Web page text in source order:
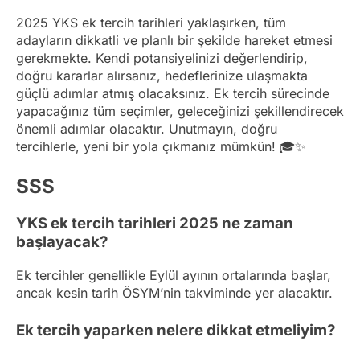
2025 YKS ek tercih tarihleri yaklaşırken, tüm
adayların dikkatli ve planlı bir şekilde hareket etmesi
gerekmekte. Kendi potansiyelinizi değerlendirip,
doğru kararlar alırsanız, hedeflerinize ulaşmakta
güçlü adımlar atmış olacaksınız. Ek tercih sürecinde
yapacağınız tüm seçimler, geleceğinizi şekillendirecek
önemli adımlar olacaktır. Unutmayın, doğru
tercihlerle, yeni bir yola çıkmanız mümkün! 🎓✨
SSS
YKS ek tercih tarihleri 2025 ne zaman
başlayacak?
Ek tercihler genellikle Eylül ayının ortalarında başlar,
ancak kesin tarih ÖSYM’nin takviminde yer alacaktır.
Ek tercih yaparken nelere dikkat etmeliyim?